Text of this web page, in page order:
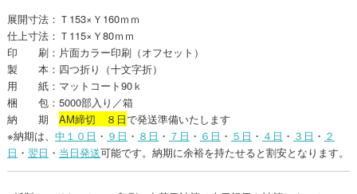
展開寸法：Ｔ153×Ｙ160ｍｍ
仕上寸法：Ｔ115×Ｙ80ｍｍ
印 刷：片面カラー印刷（オフセット）
製 本：四つ折り（十文字折）
用 紙：マットコート90ｋ
梱 包：5000部入り／箱
納 期 AM締切 ８日で発送準備いたします
※納期は、 中１０日 ・ ９日 ・ ８日 ・ ７日 ・ ６日 ・ ５日 ・ ４日 ・ ３日 ・ ２
日 ・ 翌日 ・ 当日発送可能です。納期に余裕を持たせると割安となります。